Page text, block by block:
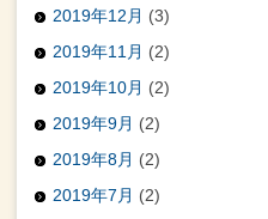
2019年12月 (3)
2019年11月 (2)
2019年10月 (2)
2019年9月 (2)
2019年8月 (2)
2019年7月 (2)